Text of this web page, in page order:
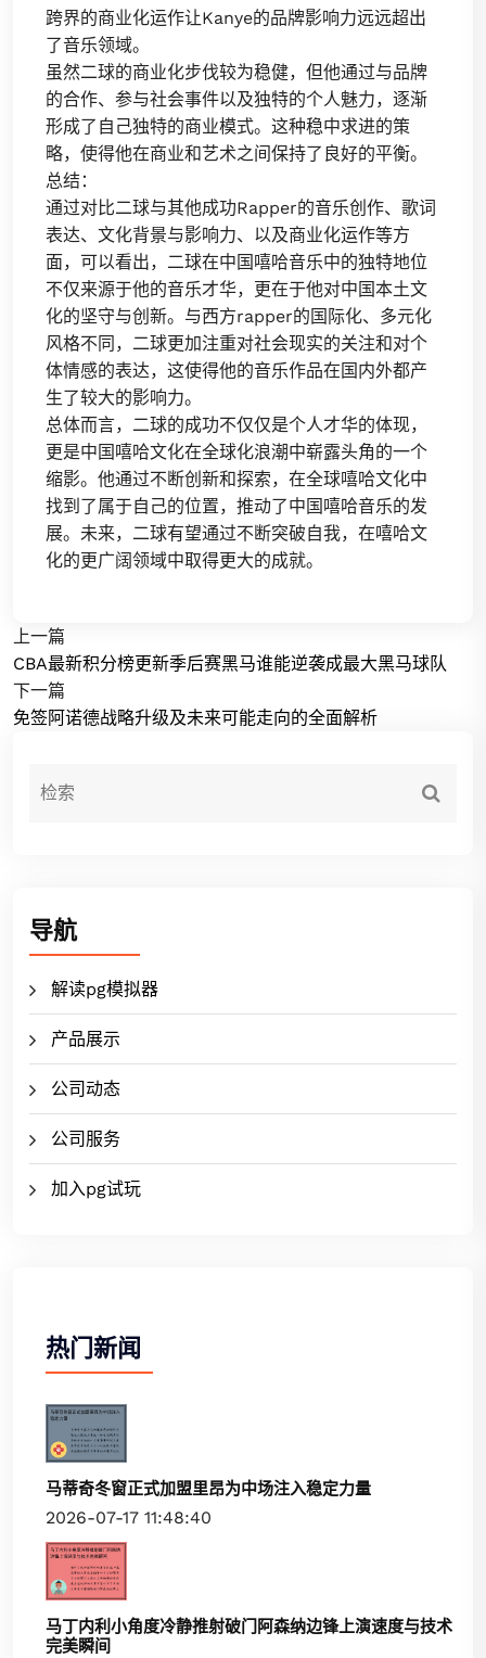
跨界的商业化运作让Kanye的品牌影响力远远超出
了音乐领域。
虽然二球的商业化步伐较为稳健，但他通过与品牌
的合作、参与社会事件以及独特的个人魅力，逐渐
形成了自己独特的商业模式。这种稳中求进的策
略，使得他在商业和艺术之间保持了良好的平衡。
总结：
通过对比二球与其他成功Rapper的音乐创作、歌词
表达、文化背景与影响力、以及商业化运作等方
面，可以看出，二球在中国嘻哈音乐中的独特地位
不仅来源于他的音乐才华，更在于他对中国本土文
化的坚守与创新。与西方rapper的国际化、多元化
风格不同，二球更加注重对社会现实的关注和对个
体情感的表达，这使得他的音乐作品在国内外都产
生了较大的影响力。
总体而言，二球的成功不仅仅是个人才华的体现，
更是中国嘻哈文化在全球化浪潮中崭露头角的一个
缩影。他通过不断创新和探索，在全球嘻哈文化中
找到了属于自己的位置，推动了中国嘻哈音乐的发
展。未来，二球有望通过不断突破自我，在嘻哈文
化的更广阔领域中取得更大的成就。
上一篇
CBA最新积分榜更新季后赛黑马谁能逆袭成最大黑马球队
下一篇
免签阿诺德战略升级及未来可能走向的全面解析
导航
解读pg模拟器
产品展示
公司动态
公司服务
加入pg试玩
热门新闻
马蒂奇冬窗正式加盟里昂为中场注入稳定力量
2026-07-17 11:48:40
马丁内利小角度冷静推射破门阿森纳边锋上演速度与技术
完美瞬间